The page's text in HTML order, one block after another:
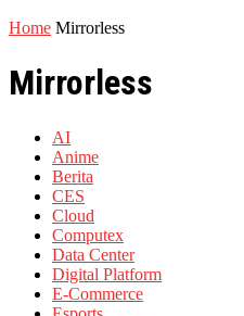
Home Mirrorless
Mirrorless
AI
Anime
Berita
CES
Cloud
Computex
Data Center
Digital Platform
E-Commerce